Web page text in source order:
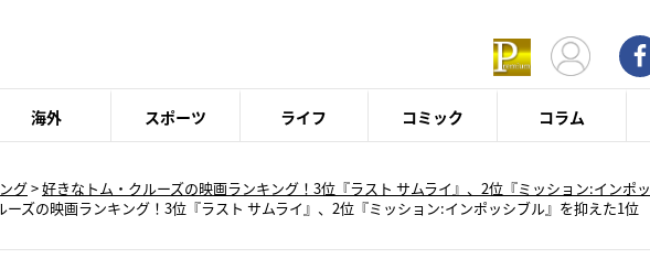
海外 スポーツ ライフ コミック コラム
グ>好きなトム・クルーズの映画ランキング！3位『ラスト サムライ』、2位『ミッション:インポッ
ーズの映画ランキング！3位『ラスト サムライ』、2位『ミッション:インポッシブル』を抑えた1位